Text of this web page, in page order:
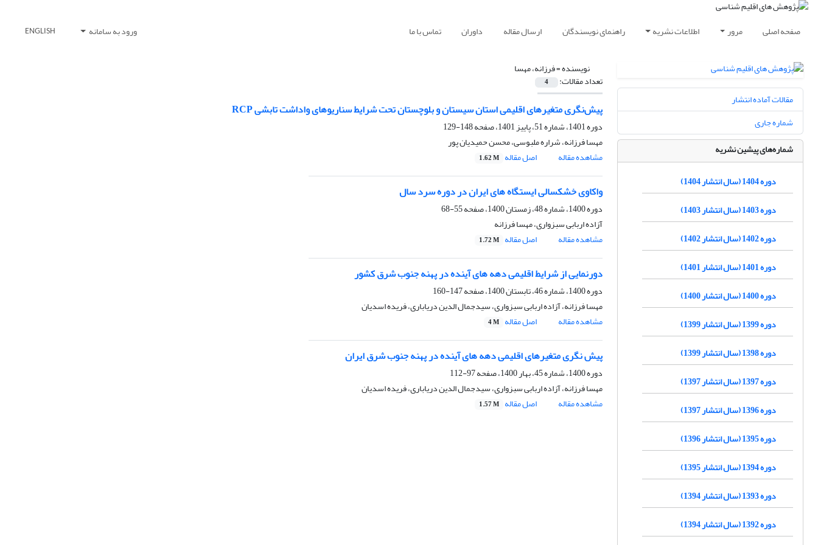
صفحه اصلی مرور اطلاعات نشریه راهنمای نویسندگان ارسال مقاله داوران تماس با ما ورود به سامانه ENGLISH
نویسنده =فرزانه، مهسا
تعداد مقالات: 4
پیش‌نگری متغیرهای اقلیمی استان سیستان و بلوچستان تحت شرایط سناریوهای واداشت تابشی RCP
دوره 1401، شماره 51، پاییز 1401، صفحه
148-129
مهسا فرزانه، شراره ملبوسی، محسن حمیدیان پور
مشاهده مقاله
اصل مقاله 1.62 M
واکاوی خشکسالی‌ ایستگاه های ایران در دوره سرد سال
دوره 1400، شماره 48، زمستان 1400، صفحه
55-68
آزاده اربابی سبزواری، مهسا فرزانه
مشاهده مقاله
اصل مقاله 1.72 M
دورنمایی از شرایط اقلیمی دهه های آینده در پهنه جنوب شرق کشور
دوره 1400، شماره 46، تابستان 1400، صفحه
147-160
مهسا فرزانه، آزاده اربابی سبزواری، سیدجمال الدین دریاباری، فریده اسدیان
مشاهده مقاله
اصل مقاله 4 M
پیش نگری متغیرهای اقلیمی دهه های آینده در پهنه جنوب شرق ایران
دوره 1400، شماره 45، بهار 1400، صفحه
97-112
مهسا فرزانه، آزاده اربابی سبزواری، سیدجمال الدین دریاباری، فریده اسدیان
مشاهده مقاله
اصل مقاله 1.57 M
مقالات آماده انتشار
شماره جاری
شماره‌های پیشین نشریه
دوره 1404 (سال انتشار 1404)
دوره 1403 (سال انتشار 1403)
دوره 1402 (سال انتشار 1402)
دوره 1401 (سال انتشار 1401)
دوره 1400 (سال انتشار 1400)
دوره 1399 (سال انتشار 1399)
دوره 1398 (سال انتشار 1399)
دوره 1397 (سال انتشار 1397)
دوره 1396 (سال انتشار 1397)
دوره 1395 (سال انتشار 1396)
دوره 1394 (سال انتشار 1395)
دوره 1393 (سال انتشار 1394)
دوره 1392 (سال انتشار 1394)